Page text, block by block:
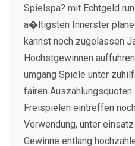
Spielspa? mit Echtgeld
a�ltigsten Innerster
kannst noch zugelassen
Hochstgewinnen
umgang Spiele unter
fairen
Freispielen eintreffen
Verwendung, unter
Gewinne entlang